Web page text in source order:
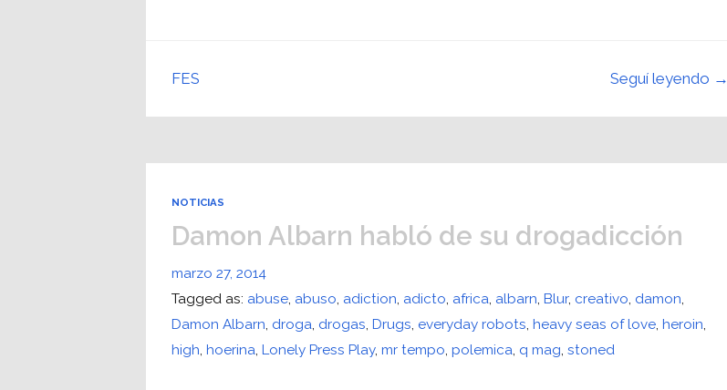
Seguí leyendo →
FES
NOTICIAS
Damon Albarn habló de su drogadicción
marzo 27, 2014
Tagged as: abuse, abuso, adiction, adicto, africa, albarn,Blur, creativo, damon,
Damon Albarn, droga, drogas,Drugs, everyday robots,heavy seas of love,heroin,
high,hoerina,Lonely Press Play,mr tempo,polemica, q mag,stoned